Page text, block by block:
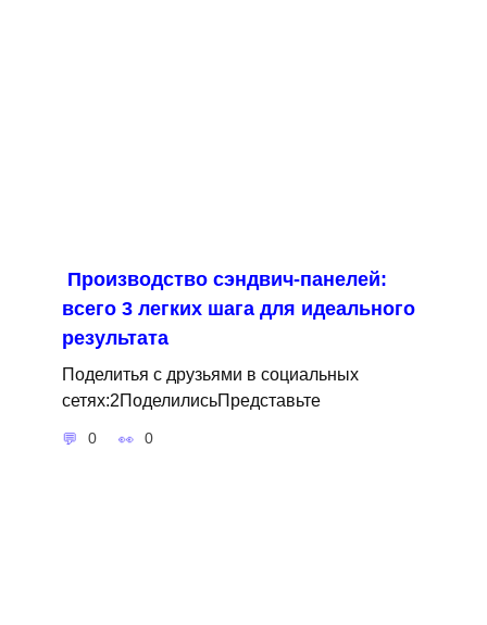
Производство сэндвич-панелей:
всего 3 легких шага для идеального
результата
Поделитья с друзьями в социальных
сетях:2ПоделилисьПредставьте
0 0